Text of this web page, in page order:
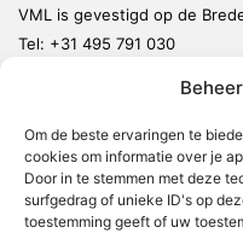
Om de beste ervaringen te
cookies om informatie over je
Door in te stemmen met deze
surfgedrag of unieke ID's op
toestemming geeft of uw
VML is gevestigd op de
Tel: +31 495 791 030
Weert
Nederweert
Leudal